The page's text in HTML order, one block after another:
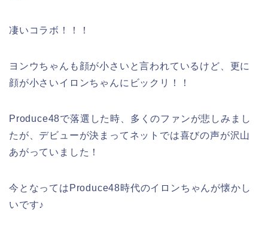
凄いコラボ！！！
ヨンウちゃんも顔が小さいと言われているけど、更に
顔が小さいイロンちゃんにビックリ！！
Produce48で落選した時、多くのファンが悲しみまし
たが、デビューが決まってネットでは喜びの声が沢山
あがっていました！
今となってはProduce48時代のイロンちゃんが懐かし
いです♪